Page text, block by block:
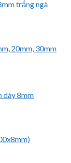
20mm, 30mm